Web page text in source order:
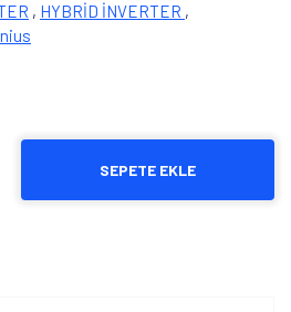
, HYBRİD İNVERTER ,
SEPETE EKLE